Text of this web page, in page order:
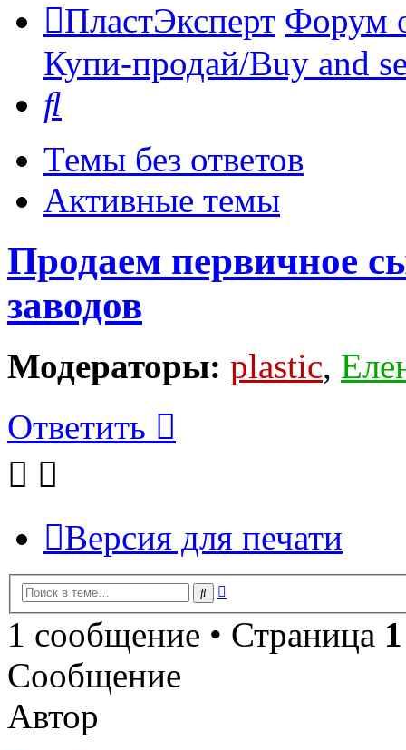
ПластЭксперт Форум
Купи-продай/Buy and
Темы без ответов
Активные темы
Продаем первичное
заводов
Модераторы: plastic,
Ответить
Версия для печати
Поиск
1 сообщение • Страница 1
Сообщение
Автор